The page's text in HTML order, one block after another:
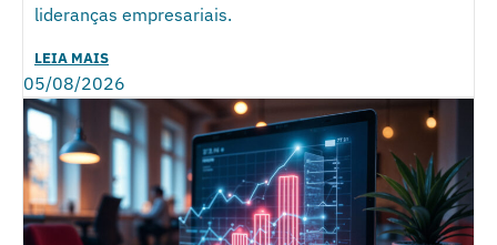
lideranças empresariais.
LEIA MAIS
05/08/2026